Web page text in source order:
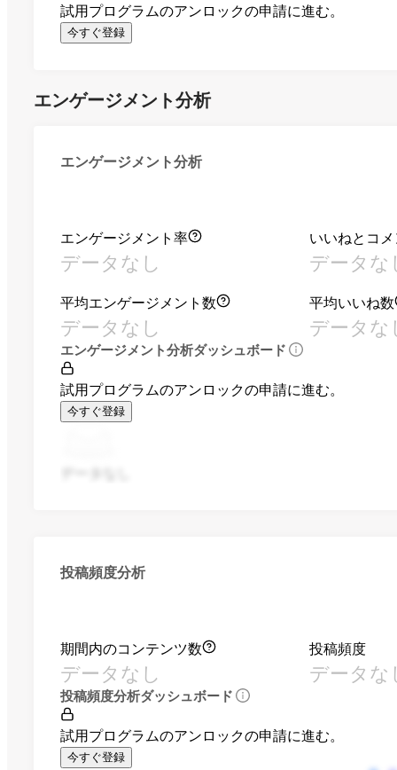
試用プログラムのアンロックの申請に進む。
今すぐ登録
エンゲージメント分析
エンゲージメント分析
エンゲージメント率
データなし
いいねとコ
データな
平均エンゲージメント数
データなし
平均いいね数
データな
エンゲージメント分析ダッシュボード
試用プログラムのアンロックの申請に進む。
今すぐ登録
投稿頻度分析
期間内のコンテンツ数
データなし
投稿頻度
データな
投稿頻度分析ダッシュボード
試用プログラムのアンロックの申請に進む。
今すぐ登録